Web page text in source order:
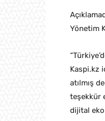
Yönetim
Kaspi.kz
atılmış
teşekkür
dijital